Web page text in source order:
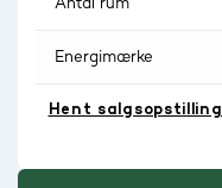
Antal rum
Energimærke
Hent salgsopstilling